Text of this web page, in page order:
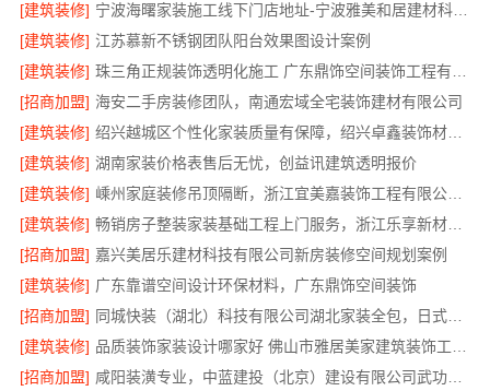
[建筑装修]
宁波海曙家装施工线下门店地址-宁波雅美和居建材科技有限公司
[建筑装修] 江苏慕新不锈钢团队阳台效果图设计案例
[建筑装修]
[招商加盟] 海安二手房装修团队，南通宏域全宅装饰建材有限公司
[建筑装修]
绍兴越城区个性化家装质量有保障，绍兴卓鑫装饰材料有限公司
[建筑装修] 湖南家装价格表售后无忧，创益讯建筑透明报价
[建筑装修]
嵊州家庭装修吊顶隔断，浙江宜美嘉装饰工程有限公司专业施工
[建筑装修]
畅销房子整装家装基础工程上门服务，浙江乐享新材料有限公司省心到家
[招商加盟] 嘉兴美居乐建材科技有限公司新房装修空间规划案例
[建筑装修] 广东靠谱空间设计环保材料，广东鼎饰空间装饰
[招商加盟]
同城快装（湖北）科技有限公司湖北家装全包，日式原木风快速入住
[建筑装修]
[招商加盟]